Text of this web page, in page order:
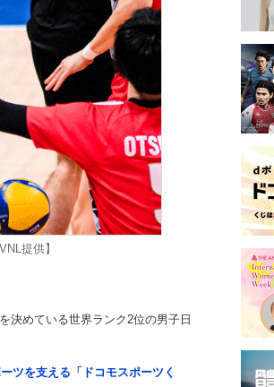
提供】
めている世界ランク2位の男子日
ツを支える「ドコモスポーツく